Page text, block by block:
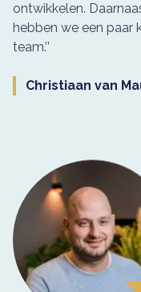
ontwikkelen.
hebben we een paar
team.’’
Christiaan van